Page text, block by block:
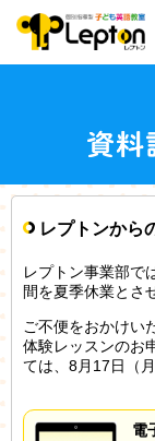
レプトンから
レプトン事業部で
間を夏季休業とさ
ご不便をおかけい
体験レッスンのお
ては、8月17日（
電